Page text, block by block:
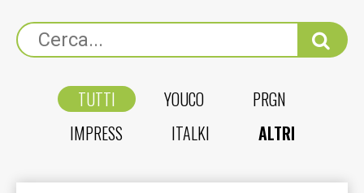
TUTTI YOUCO
PRGN
IMPRESS
ITALKI ALTRI